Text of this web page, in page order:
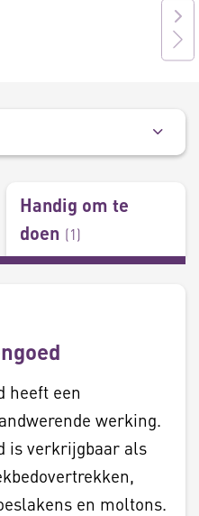
Handig om te
doen (1)
heeft een
werking.
is verkrijgbaar als
en moltons.